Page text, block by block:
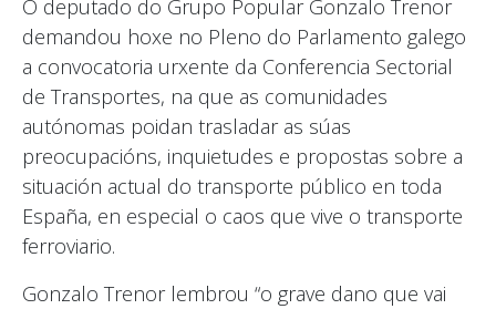
O deputado do Grupo Popular Gonzalo Trenor
demandou hoxe no Pleno do Parlamento galego
a convocatoria urxente da Conferencia Sectorial
de Transportes, na que as comunidades
autónomas poidan trasladar as súas
preocupacións, inquietudes e propostas sobre a
situación actual do transporte público en toda
España, en especial o caos que vive o transporte
ferroviario.
Gonzalo Trenor lembrou “o grave dano que vai